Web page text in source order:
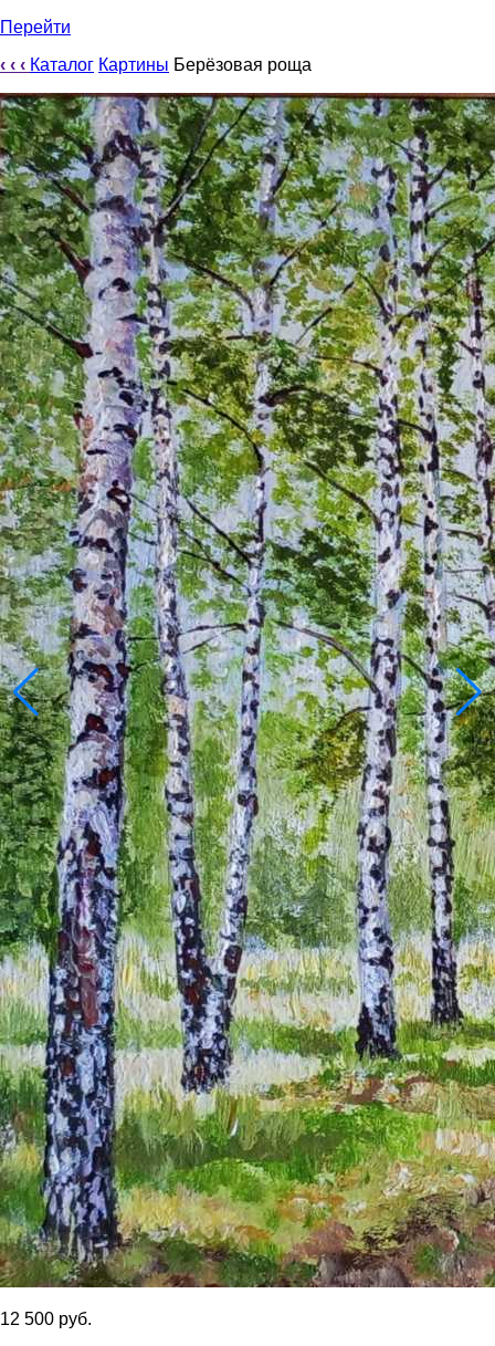
Перейти
‹ ‹ ‹ Каталог Картины Берёзовая роща
12 500 руб.